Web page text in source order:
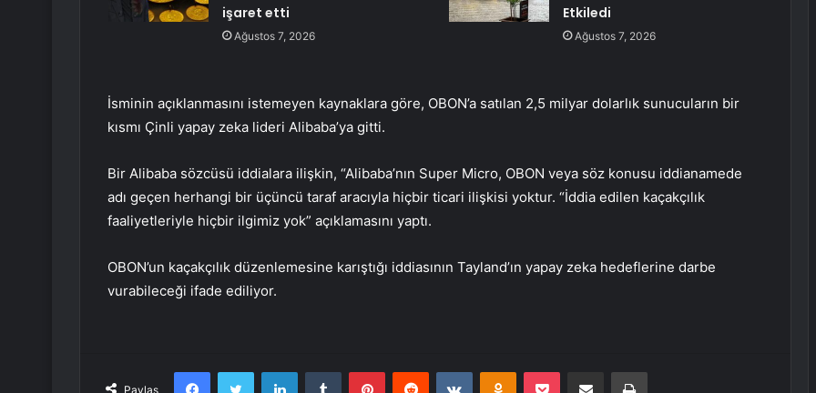
işaret etti
Ağustos 7, 2026
Etkiledi
Ağustos 7, 2026
İsminin açıklanmasını istemeyen kaynaklara göre, OBON’a satılan 2,5 milyar dolarlık sunucuların bir
kısmı Çinli yapay zeka lideri Alibaba’ya gitti.
Bir Alibaba sözcüsü iddialara ilişkin, “Alibaba’nın Super Micro, OBON veya söz konusu iddianamede
adı geçen herhangi bir üçüncü taraf aracıyla hiçbir ticari ilişkisi yoktur. “İddia edilen kaçakçılık
faaliyetleriyle hiçbir ilgimiz yok” açıklamasını yaptı.
OBON’un kaçakçılık düzenlemesine karıştığı iddiasının Tayland’ın yapay zeka hedeflerine darbe
vurabileceği ifade ediliyor.
Paylaş
FacebookTwitter LinkedInTumblr PinterestReddit VKontakteOdnoklassniki
Pocket E-Posta ile paylaş Yazdır